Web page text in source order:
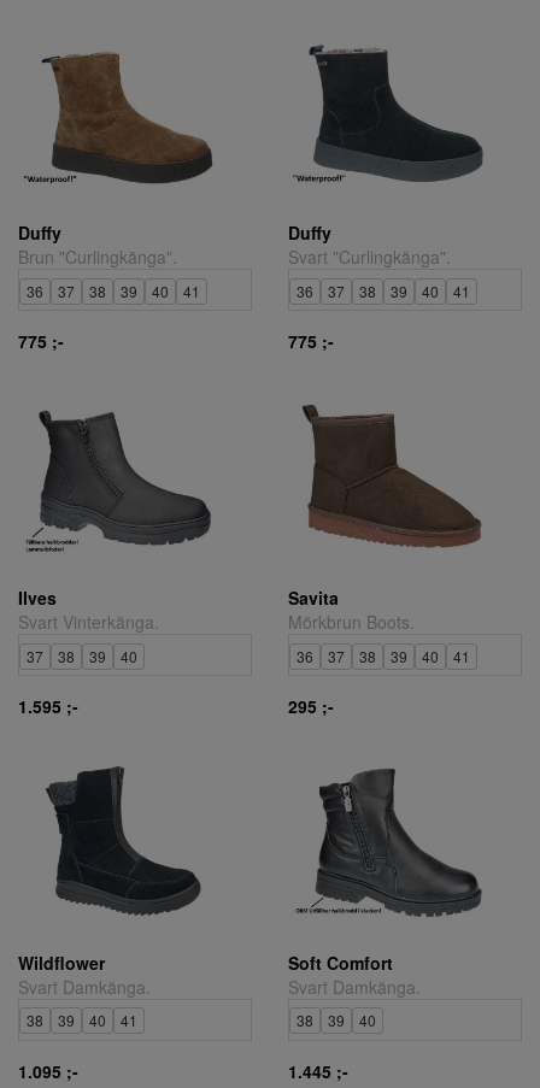
Duffy
Brun "Curlingkänga".
36 37 38 39 40 41
775 ;-
Duffy
Svart "Curlingkänga".
36 37 38 39 40 41
775 ;-
Ilves
Svart Vinterkänga.
37 38 39 40
1.595 ;-
Savita
Mörkbrun Boots.
36 37 38 39 40 41
295 ;-
Wildflower
Svart Damkänga.
38 39 40 41
1.095 ;-
Soft Comfort
Svart Damkänga.
38 39 40
1.445 ;-